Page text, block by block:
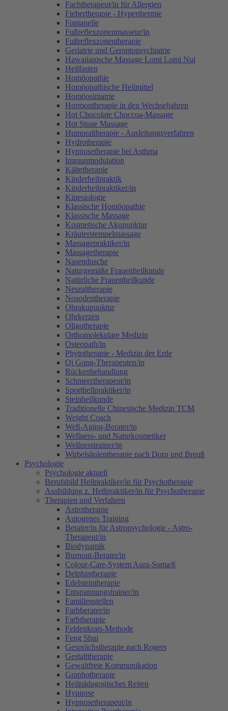
Fachtherapeut/in für Allergien
Fiebertherapie - Hyperthermie
Fontanelle
Fußreflexzonenmasseur/in
Fußreflexzonentherapie
Geriatrie und Gerontopsychiatrie
Hawaiianische Massage Lomi Lomi Nui
Heilfasten
Homöopathie
Homöopathische Heilmittel
Homöosiniatrie
Hormontherapie in den Wechseljahren
Hot Chocolate Choccoa-Massage
Hot Stone Massage
Humoraltherapie - Ausleitungsverfahren
Hydrotherapie
Hypnosetherapie bei Asthma
Immunmodulation
Kältetherapie
Kinderheilpraktik
Kinderheilpraktiker/in
Kinesiologie
Klassische Homöopathie
Klassische Massage
Kosmetische Akupunktur
Kräuterstempelmassage
Massagepraktiker/in
Massagetherapie
Nasendusche
Naturgemäße Frauenheilkunde
Natürliche Frauenheilkunde
Neuraltherapie
Nosodentherapie
Ohrakupunktur
Ohrkerzen
Oligotherapie
Orthomolekulare Medizin
Osteopath/in
Phytotherapie - Medizin der Erde
Qi Gong-Therapeuten/in
Rückenbehandlung
Schmerztherapeut/in
Sportheilpraktiker/in
Steinheilkunde
Traditionelle Chinesische Medizin TCM
Weight Coach
Well-Aging-Berater/in
Wellness- und Naturkosmetiker
Wellnesstrainer/in
Wirbelsäulentherapie nach Dorn und Breuß
Psychologie
Psychologie aktuell
Berufsbild Heilpraktiker/in für Psychotherapie
Ausbildung z. Heilpraktiker/in für Psychotherapie
Therapien und Verfahren
Astrotherapie
Autogenes Training
Berater/in für Astropsychologie - Astro-
Therapeut/in
Biodynamik
Burnout-Berater/in
Colour-Care-System Aura-Soma®
Delphintherapie
Edelsteintherapie
Entspannungstrainer/in
Familienstellen
Farbberater/in
Farbtherapie
Feldenkrais-Methode
Feng Shui
Gesprächstherapie nach Rogers
Gestalttherapie
Gewaltfreie Kommunikation
Graphotherapie
Heilpädagogisches Reiten
Hypnose
Hypnosetherapeut/in